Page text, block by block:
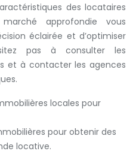
des locataires
approfondie vous
éclairée et d’optimiser
pas à consulter les
et à contacter les agences
locales pour
pour obtenir des
locative.